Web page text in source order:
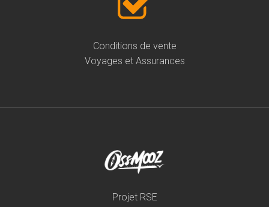
Conditions de vente
Voyages et Assurances
Projet RSE